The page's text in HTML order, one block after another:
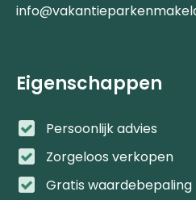
Eigenschappen
Persoonlijk advies
Zorgeloos verkopen
Gratis waardebepaling